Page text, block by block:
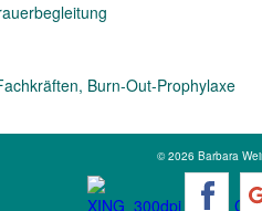
Burn-Out-Prophylaxe
© 2026 Barbara